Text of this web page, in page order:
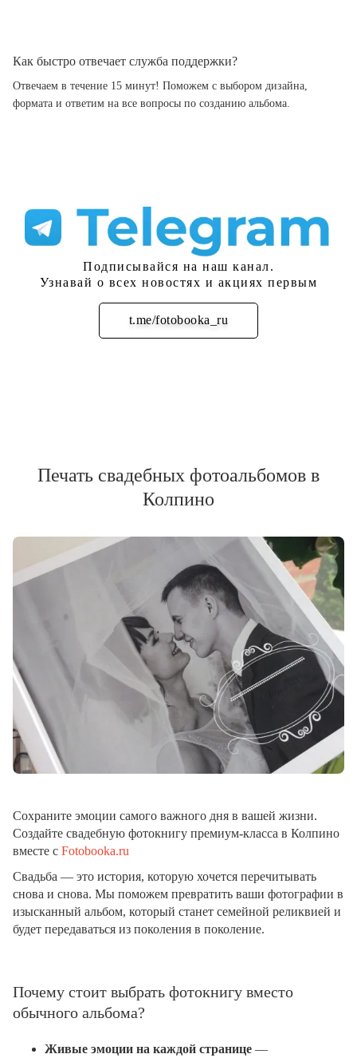
Как быстро отвечает служба поддержки?
Отвечаем в течение 15 минут! Поможем с выбором дизайна,
формата и ответим на все вопросы по созданию альбома.
Подписывайся на наш канал.
Узнавай о всех новостях и акциях первым
t.me/fotobooka_ru
Подписаться
Печать свадебных фотоальбомов в
Колпино
Сохраните эмоции самого важного дня в вашей жизни.
Создайте свадебную фотокнигу премиум-класса в Колпино
вместе с Fotobooka.ru
Свадьба — это история, которую хочется перечитывать
снова и снова. Мы поможем превратить ваши фотографии в
изысканный альбом, который станет семейной реликвией и
будет передаваться из поколения в поколение.
Почему стоит выбрать фотокнигу вместо
обычного альбома?
Живые эмоции на каждой странице —